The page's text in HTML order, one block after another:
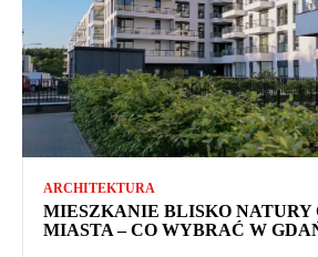
ARCHITEKTURA
MIESZKANIE BLISKO NATURY
MIASTA – CO WYBRAĆ W